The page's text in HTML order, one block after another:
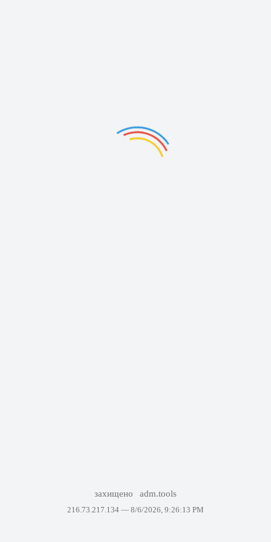
захищено adm.tools
216.73.217.134 — 8/6/2026, 9:26:13 PM